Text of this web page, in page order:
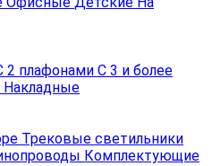
2 плафонами С 3 и более
Накладные
Трековые светильники
Комплектующие